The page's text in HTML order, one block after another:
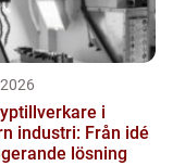
i
industri: Från idé
lösning